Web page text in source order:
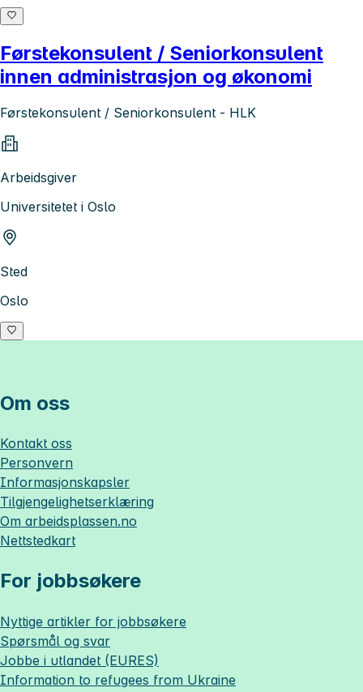
Førstekonsulent / Seniorkonsulent
innen administrasjon og økonomi
Førstekonsulent / Seniorkonsulent - HLK
Arbeidsgiver
Universitetet i Oslo
Sted
Oslo
Om oss
Kontakt oss
Personvern
Informasjonskapsler
Tilgjengelighetserklæring
Om arbeidsplassen.no
Nettstedkart
For jobbsøkere
Nyttige artikler for jobbsøkere
Spørsmål og svar
Jobbe i utlandet (EURES)
Information to refugees from Ukraine